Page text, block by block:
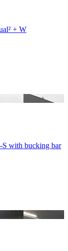
+ W
with bucking bar